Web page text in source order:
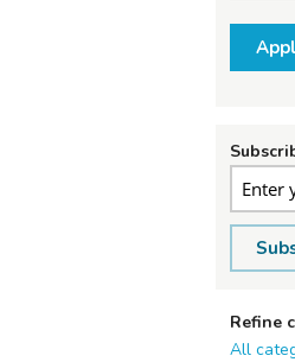
Refine
All